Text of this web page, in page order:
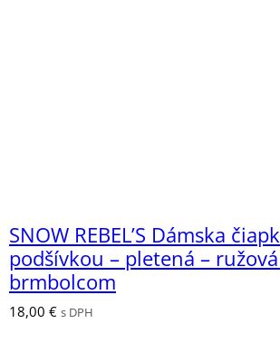
SNOW REBEL’S Dámska
podšívkou – pletená –
brmbolcom
18,00 € s DPH